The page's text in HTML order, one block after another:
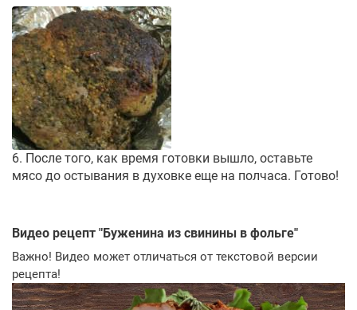
6. После того, как время готовки вышло, оставьте
мясо до остывания в духовке еще на полчаса. Готово!
Видео рецепт "Буженина из свинины в фольге"
Важно! Видео может отличаться от текстовой версии
рецепта!